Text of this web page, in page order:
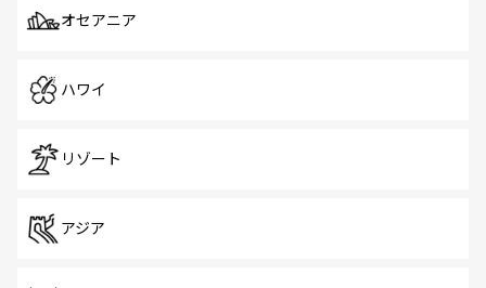
オセアニア
ハワイ
リゾート
アジア